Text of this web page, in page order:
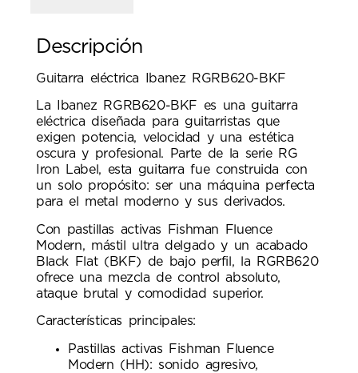
Descripción
Guitarra eléctrica Ibanez RGRB620-BKF
La Ibanez RGRB620-BKF es una guitarra
eléctrica diseñada para guitarristas que
exigen potencia, velocidad y una estética
oscura y profesional. Parte de la serie RG
Iron Label, esta guitarra fue construida con
un solo propósito: ser una máquina perfecta
para el metal moderno y sus derivados.
Con pastillas activas Fishman Fluence
Modern, mástil ultra delgado y un acabado
Black Flat (BKF) de bajo perfil, la RGRB620
ofrece una mezcla de control absoluto,
ataque brutal y comodidad superior.
Características principales:
Pastillas activas Fishman Fluence
Modern (HH): sonido agresivo,